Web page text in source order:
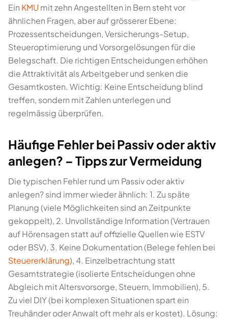
Ein KMU mit zehn Angestellten in Bern steht vor
ähnlichen Fragen, aber auf grösserer Ebene:
Prozessentscheidungen, Versicherungs-Setup,
Steueroptimierung und Vorsorgelösungen für die
Belegschaft. Die richtigen Entscheidungen erhöhen
die Attraktivität als Arbeitgeber und senken die
Gesamtkosten. Wichtig: Keine Entscheidung blind
treffen, sondern mit Zahlen unterlegen und
regelmässig überprüfen.
Häufige Fehler bei Passiv oder aktiv
anlegen? – Tipps zur Vermeidung
Die typischen Fehler rund um Passiv oder aktiv
anlegen? sind immer wieder ähnlich: 1. Zu späte
Planung (viele Möglichkeiten sind an Zeitpunkte
gekoppelt), 2. Unvollständige Information (Vertrauen
auf Hörensagen statt auf offizielle Quellen wie ESTV
oder BSV), 3. Keine Dokumentation (Belege fehlen bei
Steuererklärung), 4. Einzelbetrachtung statt
Gesamtstrategie (isolierte Entscheidungen ohne
Abgleich mit Altersvorsorge, Steuern, Immobilien), 5.
Zu viel DIY (bei komplexen Situationen spart ein
Treuhänder oder Anwalt oft mehr als er kostet). Lösung: